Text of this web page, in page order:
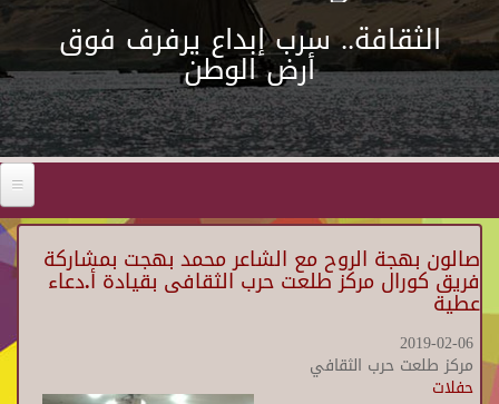
الثقافة.. سرب إبداع يرفرف فوق
أرض الوطن
صالون بهجة الروح مع الشاعر محمد بهجت بمشاركة
فريق كورال مركز طلعت حرب الثقافى بقيادة أ.دعاء
عطية
2019-02-06
مركز طلعت حرب الثقافي
حفلات